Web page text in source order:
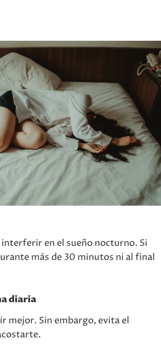
en el sueño nocturno. Si
más de 30 minutos ni al final
diaria
mejor. Sin embargo, evita el